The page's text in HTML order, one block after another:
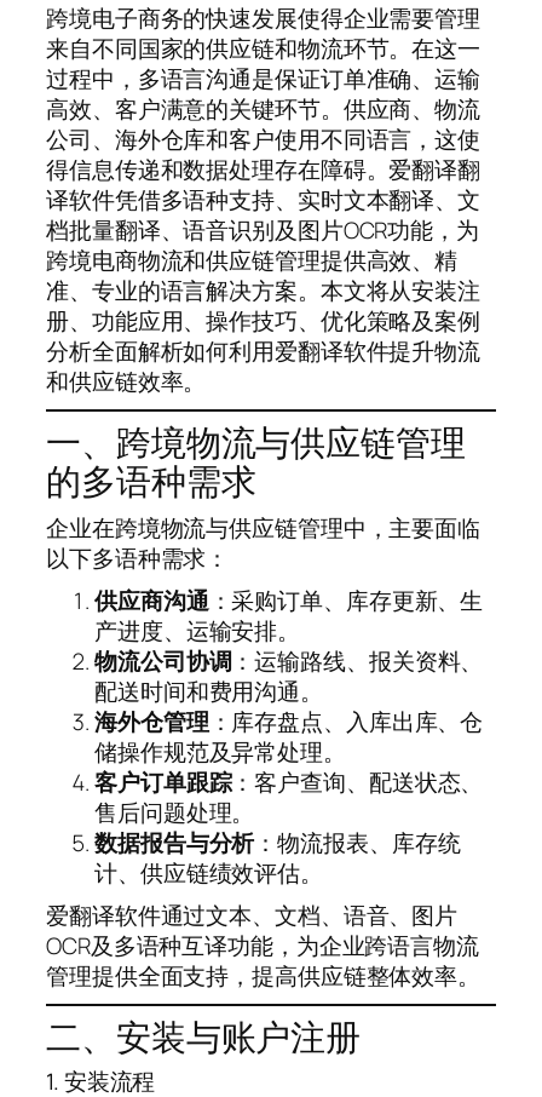
跨境电子商务的快速发展使得企业需要管理
来自不同国家的供应链和物流环节。在这一
过程中，多语言沟通是保证订单准确、运输
高效、客户满意的关键环节。供应商、物流
公司、海外仓库和客户使用不同语言，这使
得信息传递和数据处理存在障碍。爱翻译翻
译软件凭借多语种支持、实时文本翻译、文
档批量翻译、语音识别及图片OCR功能，为
跨境电商物流和供应链管理提供高效、精
准、专业的语言解决方案。本文将从安装注
册、功能应用、操作技巧、优化策略及案例
分析全面解析如何利用爱翻译软件提升物流
和供应链效率。
一、跨境物流与供应链管理
的多语种需求
企业在跨境物流与供应链管理中，主要面临
以下多语种需求：
供应商沟通：采购订单、库存更新、生
产进度、运输安排。
物流公司协调 ：运输路线、报关资料、
配送时间和费用沟通。
海外仓管理 ：库存盘点、入库出库、仓
储操作规范及异常处理。
客户订单跟踪：客户查询、配送状态、
售后问题处理。
数据报告与分析：物流报表、库存统
计、供应链绩效评估。
爱翻译软件通过文本、文档、语音、图片
OCR及多语种互译功能，为企业跨语言物流
管理提供全面支持，提高供应链整体效率。
二、安装与账户注册
1. 安装流程